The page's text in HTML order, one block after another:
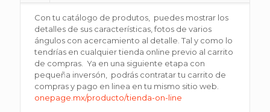
Con tu catálogo de produtos, puedes mostrar los
detalles de sus características, fotos de varios
ángulos con acercamiento al detalle. Tal y como lo
tendrías en cualquier tienda online previo al carrito
de compras. Ya en una siguiente etapa con
pequeña inversón, podrás contratar tu carrito de
compras y pago en linea en tu mismo sitio web.
onepage.mx/producto/tienda-on-line